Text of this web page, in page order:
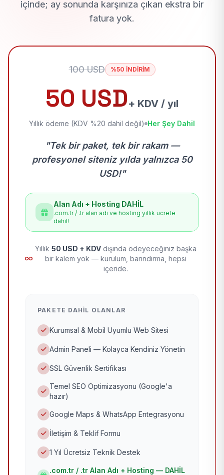
içinde; ay sonunda karşınıza çıkan ekstra bir
fatura yok.
100 USD %50 İNDİRİM
50 USD+ KDV / yıl
Yıllık ödeme (KDV %20 dahil değil) Her Şey Dahil
"Tek bir paket, tek bir rakam —
profesyonel siteniz yılda yalnızca 50
USD!"
Alan Adı + Hosting DAHİL
.com.tr / .tr alan adı ve hosting yıllık ücrete
dahil!
Yıllık 50 USD + KDV dışında ödeyeceğiniz başka
bir kalem yok — kurulum, barındırma, hepsi
içeride.
PAKETE DAHIL OLANLAR
Kurumsal & Mobil Uyumlu Web Sitesi
Admin Paneli — Kolayca Kendiniz Yönetin
SSL Güvenlik Sertifikası
Temel SEO Optimizasyonu (Google'a
hazır)
Google Maps & WhatsApp Entegrasyonu
İletişim & Teklif Formu
1 Yıl Ücretsiz Teknik Destek
.com.tr / .tr Alan Adı + Hosting — DAHİL